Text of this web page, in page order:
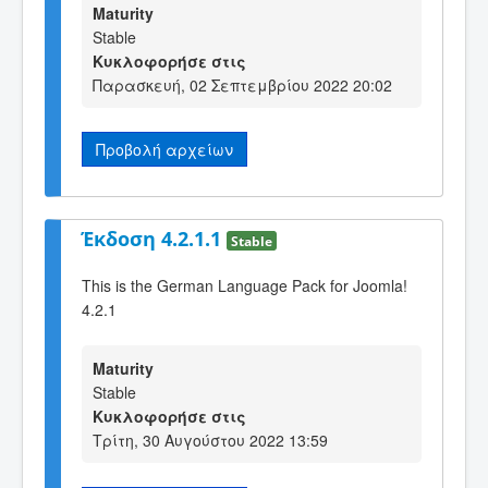
Maturity
Stable
Κυκλοφορήσε στις
Παρασκευή, 02 Σεπτεμβρίου 2022 20:02
Προβολή αρχείων
Έκδοση 4.2.1.1 Stable
This is the German Language Pack for Joomla!
4.2.1
Maturity
Stable
Κυκλοφορήσε στις
Τρίτη, 30 Αυγούστου 2022 13:59